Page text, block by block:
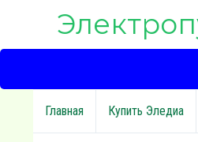
Главная Купить Эледиа